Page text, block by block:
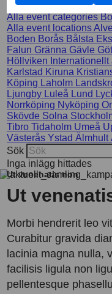
Inga inlägg hittades
Alla event categories
Alla event locations
Boden Borås Bålsta
Falun Gränna Gävle
Höllviken Internationellt
Karlstad Kiruna
Köping Laholm
Ljungby Luleå Lund
Norrköping Nyköping
Skövde Solna
Tibro Tidaholm Umeå
Västerås Ystad Älmhult
Sök
Inga inlägg hittades
Ut venenatis non
Ut
Morbi hendrerit leo
Curabitur gravida
lacinia magna nulla,
facilisis ligula non
pellentesque